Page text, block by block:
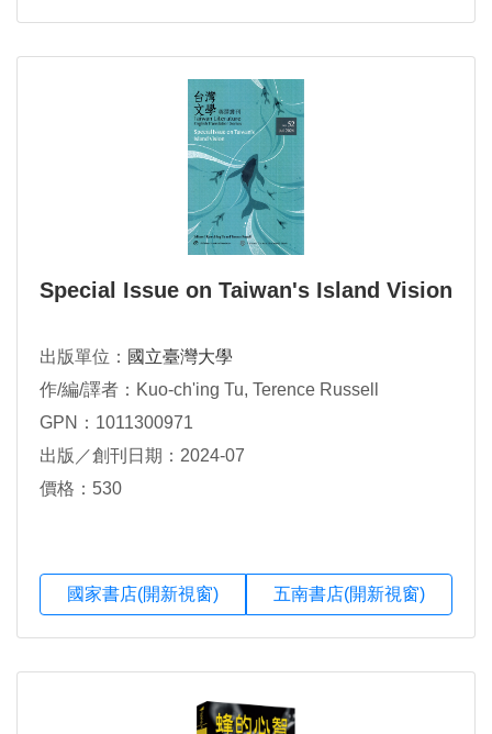
Special Issue on Taiwan's Island Vision
出版單位： 國立臺灣大學
作/編/譯者：Kuo-ch'ing Tu, Terence Russell
GPN：1011300971
出版／創刊日期：2024-07
價格：530
國家書店(開新視窗) 五南書店(開新視窗)